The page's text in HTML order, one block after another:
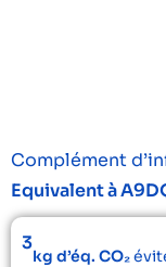
Complément
Equivalent à
3
kg d’éq. CO₂